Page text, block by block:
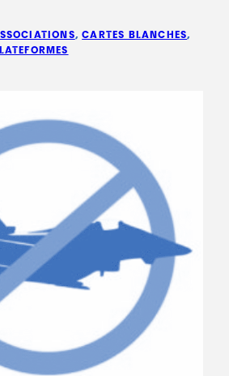
, CARTES BLANCHES